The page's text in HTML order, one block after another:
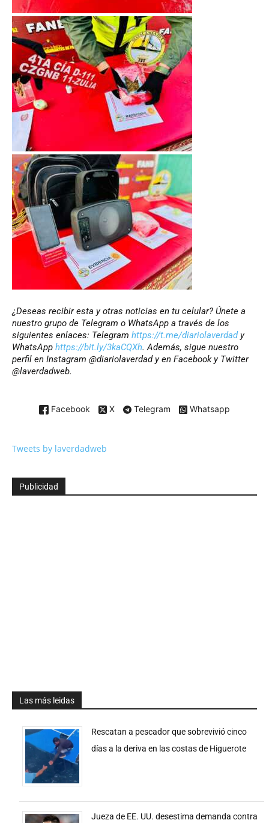
¿Deseas recibir esta y otras noticias en tu celular? Únete a
nuestro grupo de Telegram o WhatsApp a través de los
siguientes enlaces: Telegram https://t.me/diariolaverdady
WhatsApp https://bit.ly/3kaCQXh. Además, sigue nuestro
perfil en Instagram @diariolaverdad y en Facebook y Twitter
@laverdadweb.
Facebook X Telegram Whatsapp
Tweets by laverdadweb
Publicidad
Las más leidas
Rescatan a pescador que sobrevivió cinco
días a la deriva en las costas de Higuerote
Jueza de EE. UU. desestima demanda contra